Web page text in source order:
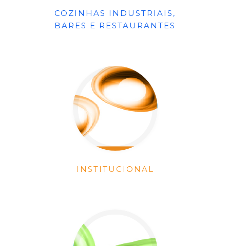
COZINHAS INDUSTRIAIS,
BARES E RESTAURANTES
INSTITUCIONAL